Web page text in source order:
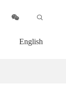
English